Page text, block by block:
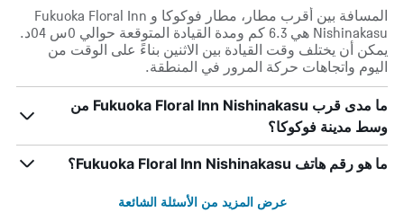
المسافة بين أقرب مطار، مطار فوكوكا و Fukuoka Floral Inn
Nishinakasu هي 6.3 كم ومدة القيادة المتوقعة حوالي 0س 04د.
يمكن أن يختلف وقت القيادة بين الاثنين بناءً على الوقت من
اليوم واتجاهات حركة المرور في المنطقة.
ما مدى قرب Fukuoka Floral Inn Nishinakasu من
وسط مدينة فوكوكا؟
ما هو رقم هاتف Fukuoka Floral Inn Nishinakasu؟
عرض المزيد من الأسئلة الشائعة